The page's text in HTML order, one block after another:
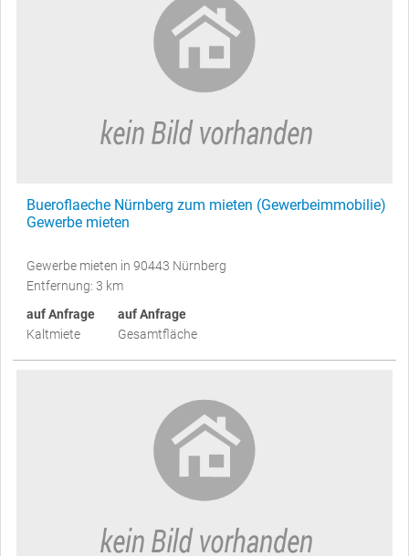
Bueroflaeche Nürnberg zum mieten (Gewerbeimmobilie)
Gewerbe mieten
Gewerbe mieten in 90443 Nürnberg
Entfernung: 3 km
auf Anfrage
Kaltmiete
auf Anfrage
Gesamtfläche